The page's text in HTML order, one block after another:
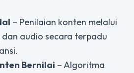
– Penilaian konten melalui
audio secara terpadu
Bernilai – Algoritma